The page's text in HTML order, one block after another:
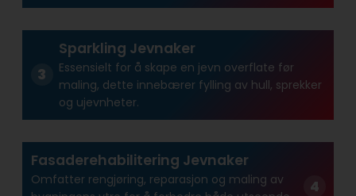
Sparkling Jevnaker
Essensielt for å skape en jevn overflate før
maling, dette innebærer fylling av hull, sprekker
og ujevnheter.
Fasaderehabilitering Jevnaker
Omfatter rengjøring, reparasjon og maling av